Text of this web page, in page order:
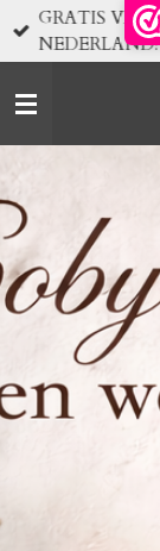
Ga
direct
de
GRATIS
NEDERLAND!